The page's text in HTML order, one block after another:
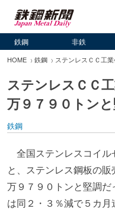
鉄鋼 非鉄
HOME 鉄鋼 ステンレスＣＣ工
ステンレスＣＣ
万９７９０トン
鉄鋼
全国ステンレスコイル
と、ステンレス鋼板の
万９７９０トンと堅調
は同２・３％減で５カ月